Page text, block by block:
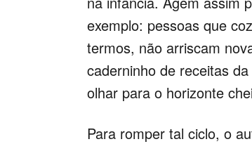
exemplo: pessoas que
termos, não arriscam
caderninho de receitas
olhar para o horizonte
Para romper tal ciclo, o